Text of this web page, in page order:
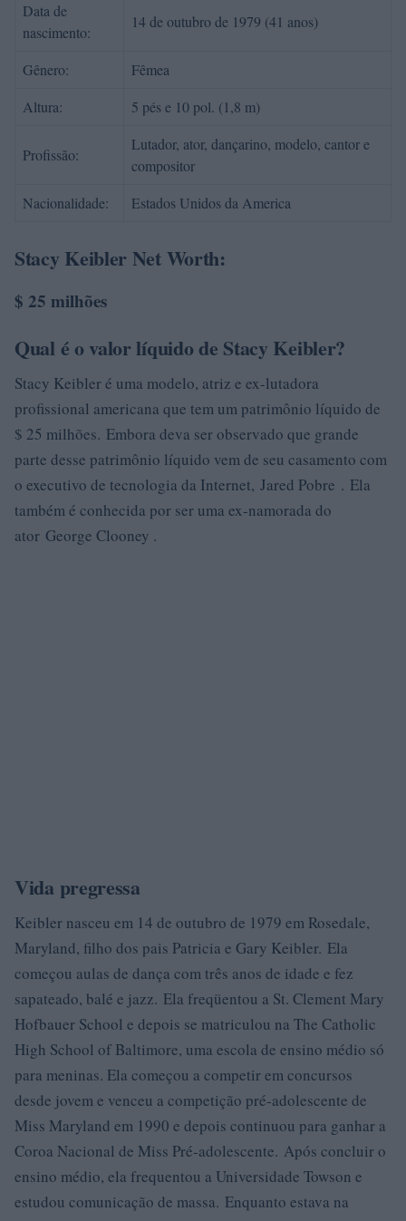
Data de
nascimento:
14 de outubro de 1979 (41 anos)
Gênero:
Fêmea
Altura:
5 pés e 10 pol. (1,8 m)
Profissão:
Lutador, ator, dançarino, modelo, cantor e
compositor
Nacionalidade:
Estados Unidos da America
Stacy Keibler Net Worth:
$ 25 milhões
Qual é o valor líquido de Stacy Keibler?
Stacy Keibler é uma modelo, atriz e ex-lutadora
profissional americana que tem um patrimônio líquido de
$ 25 milhões. Embora deva ser observado que grande
parte desse patrimônio líquido vem de seu casamento com
o executivo de tecnologia da Internet, Jared Pobre . Ela
também é conhecida por ser uma ex-namorada do
ator George Clooney .
Vida pregressa
Keibler nasceu em 14 de outubro de 1979 em Rosedale,
Maryland, filho dos pais Patricia e Gary Keibler. Ela
começou aulas de dança com três anos de idade e fez
sapateado, balé e jazz. Ela freqüentou a St. Clement Mary
Hofbauer School e depois se matriculou na The Catholic
High School of Baltimore, uma escola de ensino médio só
para meninas. Ela começou a competir em concursos
desde jovem e venceu a competição pré-adolescente de
Miss Maryland em 1990 e depois continuou para ganhar a
Coroa Nacional de Miss Pré-adolescente. Após concluir o
ensino médio, ela frequentou a Universidade Towson e
estudou comunicação de massa. Enquanto estava na